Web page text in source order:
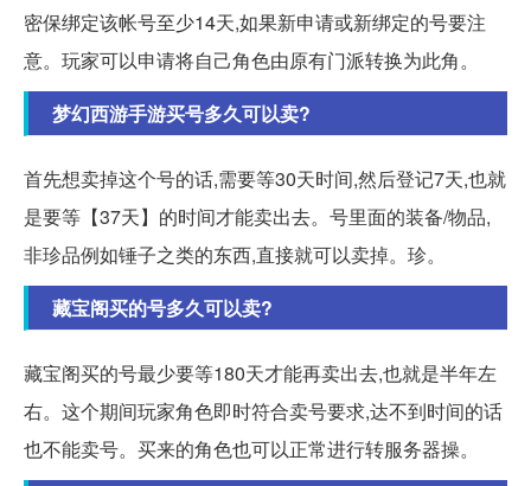
密保绑定该帐号至少14天,如果新申请或新绑定的号要注
意。玩家可以申请将自己角色由原有门派转换为此角。
梦幻西游手游买号多久可以卖?
首先想卖掉这个号的话,需要等30天时间,然后登记7天,也就
是要等【37天】的时间才能卖出去。号里面的装备/物品,
非珍品例如锤子之类的东西,直接就可以卖掉。珍。
藏宝阁买的号多久可以卖?
藏宝阁买的号最少要等180天才能再卖出去,也就是半年左
右。这个期间玩家角色即时符合卖号要求,达不到时间的话
也不能卖号。买来的角色也可以正常进行转服务器操。